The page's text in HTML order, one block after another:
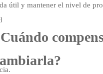
útil y mantener el nivel de